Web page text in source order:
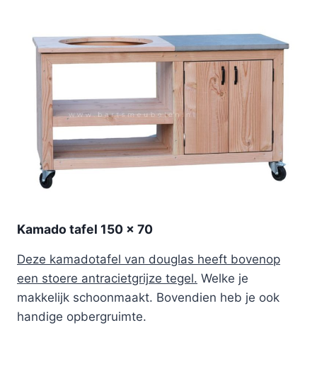
Kamado tafel 150 x 70
Deze kamadotafel van douglas heeft bovenop
een stoere antracietgrijze tegel. Welke je
makkelijk schoonmaakt. Bovendien heb je ook
handige opbergruimte.